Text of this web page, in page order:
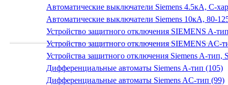
Автоматические выключатели Siemens 4.5кА, C-
Автоматические выключатели Siemens 10кА, 80-
Устройство защитного отключения SIEMENS A-
Устройство защитного отключения SIEMENS AС-
Устройства защитного отключения Siemens A-тип,
Дифференциальные автоматы Siemens A-тип (105)
Дифференциальные автоматы Siemens AС-тип (99)